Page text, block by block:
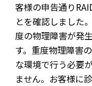
客様の申告通り
とを確認しました
度の物理障害が発
す。重度物理障害
な環境で行う必要
ません。お客様に